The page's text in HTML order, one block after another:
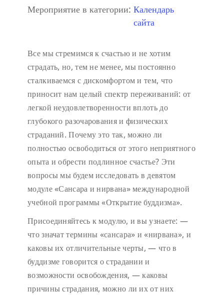
Мероприятие в категории: Календарь
сайта
Все мы стремимся к счастью и не хотим
страдать, но, тем не менее, мы постоянно
сталкиваемся с дискомфортом и тем, что
приносит нам целый спектр переживаний: от
легкой неудовлетворенности вплоть до
глубокого разочарования и физических
страданий. Почему это так, можно ли
полностью освободиться от этого неприятного
опыта и обрести подлинное счастье? Эти
вопросы мы будем исследовать в девятом
модуле «Сансара и нирвана» международной
учебной программы «Открытие буддизма».
Присоединяйтесь к модулю, и вы узнаете: —
что значат термины «сансара» и «нирвана», и
каковы их отличительные черты, — что в
буддизме говорится о страдании и
возможности освобождения, — каковы
причины страдания, можно ли их от них